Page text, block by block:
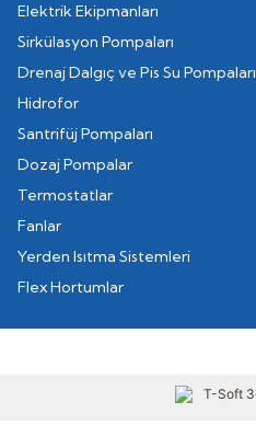
Elektrik Ekipmanları
Sirkülasyon Pompaları
Drenaj Dalgıç ve Pis Su Pompaları
Hidrofor
Santrifüj Pompaları
Dozaj Pompalar
Termostatlar
Fanlar
Yerden Isıtma Sistemleri
Flex Hortumlar